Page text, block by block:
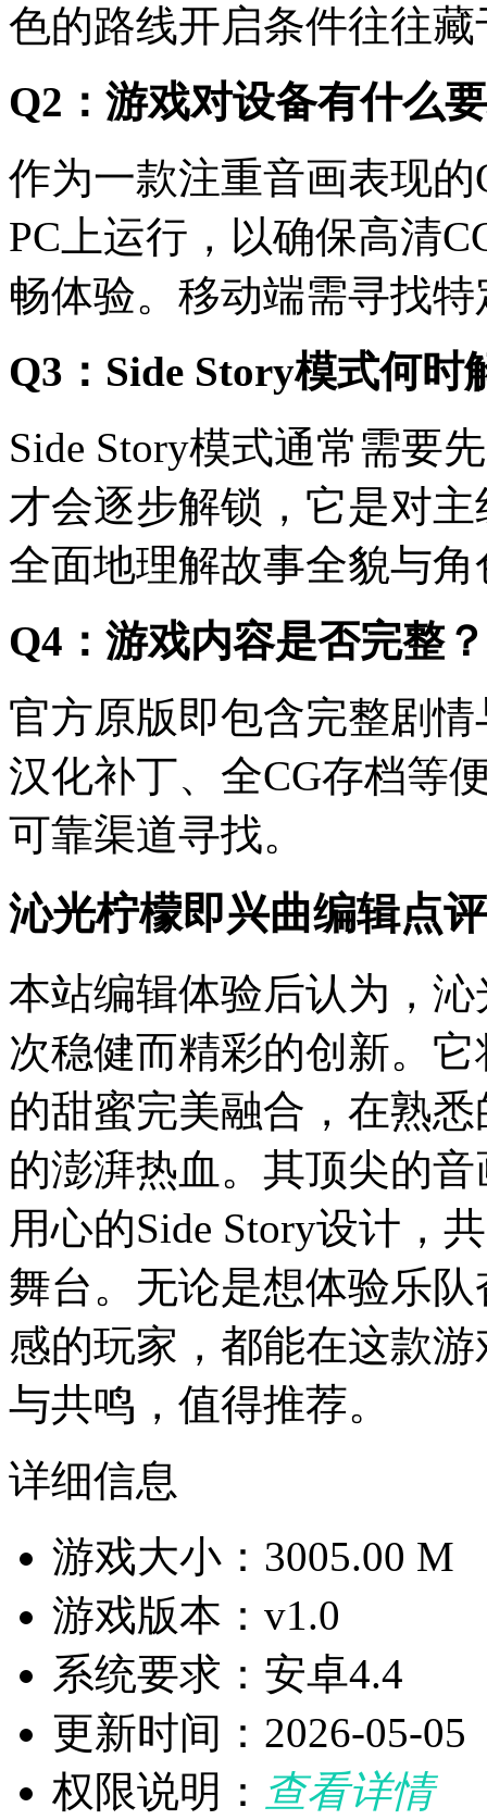
色的路线开启条件往往
Q2：游戏对设备有什么
作为一款注重音画表现的
PC上运行，以确保高清
畅体验。移动端需寻找
Q3：Side Story模式何时
Side Story模式通常需要
才会逐步解锁，它是对
全面地理解故事全貌与
Q4：游戏内容是否完整
官方原版即包含完整剧
汉化补丁、全CG存档等
可靠渠道寻找。
沁光柠檬即兴曲编辑点评
本站编辑体验后认为，
次稳健而精彩的创新。
的甜蜜完美融合，在熟
的澎湃热血。其顶尖的
用心的Side Story设计，
舞台。无论是想体验乐
感的玩家，都能在这款
与共鸣，值得推荐。
详细信息
游戏大小：3005.00 M
游戏版本：v1.0
系统要求：安卓4.4
更新时间：2026-05-05
权限说明： 查看详情